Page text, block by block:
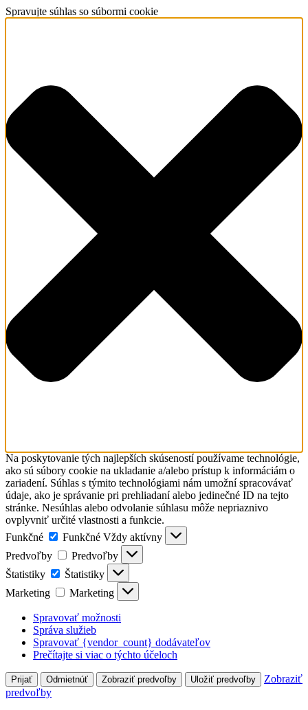
Spravujte súhlas so súbormi cookie
Na poskytovanie tých najlepších skúseností používame technológie,
ako sú súbory cookie na ukladanie a/alebo prístup k informáciám o
zariadení. Súhlas s týmito technológiami nám umožní spracovávať
údaje, ako je správanie pri prehliadaní alebo jedinečné ID na tejto
stránke. Nesúhlas alebo odvolanie súhlasu môže nepriaznivo
ovplyvniť určité vlastnosti a funkcie.
Funkčné
Funkčné Vždy aktívny
Predvoľby
Predvoľby
Štatistiky
Štatistiky
Marketing
Marketing
Spravovať možnosti
Správa služieb
Spravovať {vendor_count} dodávateľov
Prečítajte si viac o týchto účeloch
Prijať Odmietnúť Zobraziť predvoľby Uložiť predvoľby
Zobraziť
predvoľby